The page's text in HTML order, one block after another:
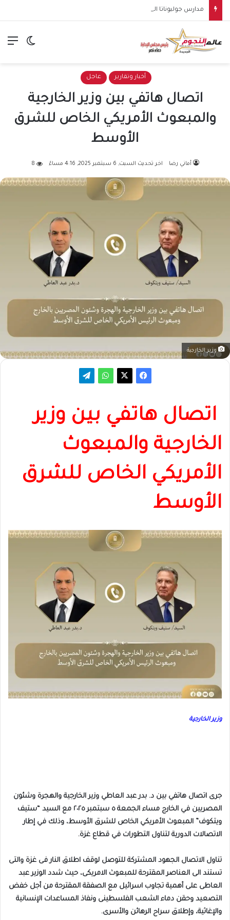
الوضع
أخبار وتقارير عاجل
اتصال هاتفي بين وزير الخارجية
والمبعوث الأمريكي الخاص للشرق
الأوسط
أماني رضا اخر تحديث السبت, 6 سبتمبر 2025, 4:16 مساءً 8
وزير الخارجية
اتصال هاتفي بين وزير
الخارجية والمبعوث
الأمريكي الخاص للشرق
الأوسط
وزير الخارجية
جرى اتصال هاتفي بين د. بدر عبد العاطي وزير الخارجية والهجرة وشئون
المصريين في الخارج مساء الجمعة ٥ سبتمبر ٢٠٢٥ مع السيد “ستيف
ويتكوف” المبعوث الأمريكي الخاص للشرق الأوسط، وذلك في إطار
الاتصالات الدورية لتناول التطورات في قطاع غزة.
تناول الاتصال الجهود المشتركة للتوصل لوقف اطلاق النار فى غزة والتى
تستند الى العناصر المقترحة للمبعوث الامريكى، حيث شدد الوزير عبد
العاطى على أهمية تجاوب اسرائيل مع الصفقة المقترحة من أجل خفض
التصعيد وحقن دماء الشعب الفلسطينى ونفاذ المساعدات الإنسانية
والإغاثية، وإطلاق سراح الرهائن والأسرى.